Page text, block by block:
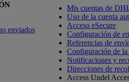
enviados
Mis cuentas de
Uso de la cuenta
Acceso eSecure
Configuración de
Referencias de
Configuración de la
Notificaciones y
Direcciones de
Access Undel